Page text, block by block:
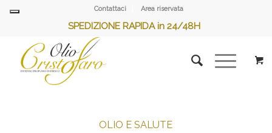
Contattaci Area riservata
SPEDIZIONE RAPIDA in 24/48H
OLIO E SALUTE